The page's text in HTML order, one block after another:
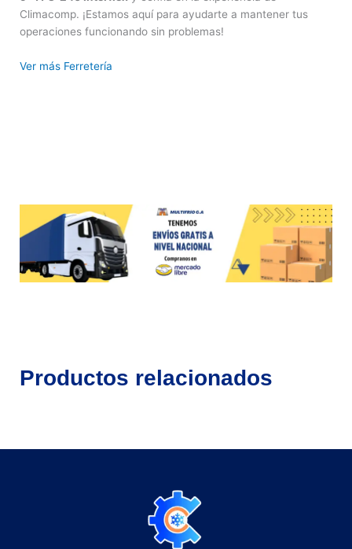
Climacomp. ¡Estamos aquí para ayudarte a mantener tus
operaciones funcionando sin problemas!
Ver más Ferretería
Productos relacionados